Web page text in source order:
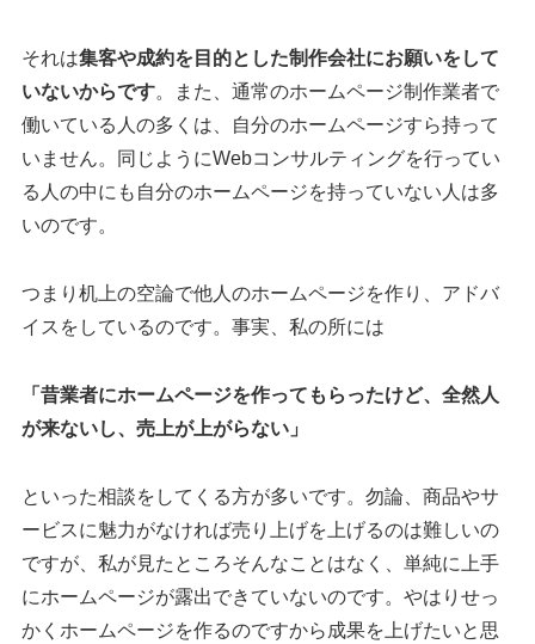
それは集客や成約を目的とした制作会社にお願いをして
いないからです。また、通常のホームページ制作業者で
働いている人の多くは、自分のホームページすら持って
いません。同じようにWebコンサルティングを行ってい
る人の中にも自分のホームページを持っていない人は多
いのです。
つまり机上の空論で他人のホームページを作り、アドバ
イスをしているのです。事実、私の所には
「昔業者にホームページを作ってもらったけど、全然人
が来ないし、売上が上がらない」
といった相談をしてくる方が多いです。勿論、商品やサ
ービスに魅力がなければ売り上げを上げるのは難しいの
ですが、私が見たところそんなことはなく、単純に上手
にホームページが露出できていないのです。やはりせっ
かくホームページを作るのですから成果を上げたいと思